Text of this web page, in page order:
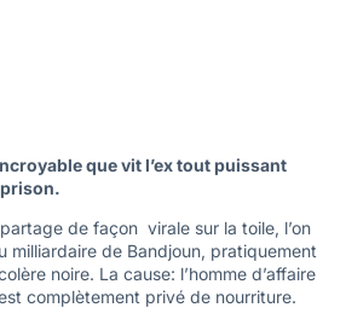
que vit l’ex tout puissant
de façon virale sur la toile, l’on
milliardaire de Bandjoun, pratiquement
noire. La cause: l’homme d’affaire
complètement privé de nourriture.